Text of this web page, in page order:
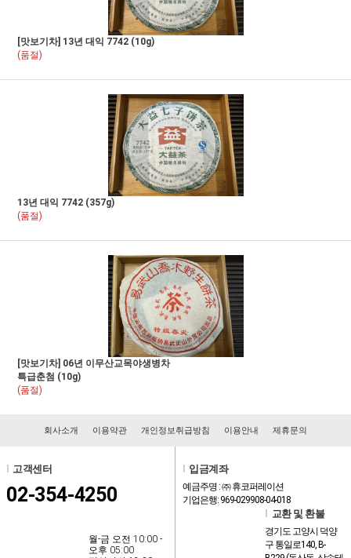
[맛보기차] 13년 대익 7742 (10g)
(품절)
13년 대익 7742 (357g)
(품절)
[맛보기차] 06년 이무산교목야생병차
특급춘첨 (10g)
(품절)
회사소개 이용약관 개인정보취급방침 이용안내 제휴문의
고객센터
02-354-4250
월-금 오전 10:00 -
오후 05:00
입금계좌
예금주명 : ㈜ 휴코퍼레이션
기업은행: 969-029908-04-018
교환 및 환불
경기도 고양시 덕양
구 통일로140, B-